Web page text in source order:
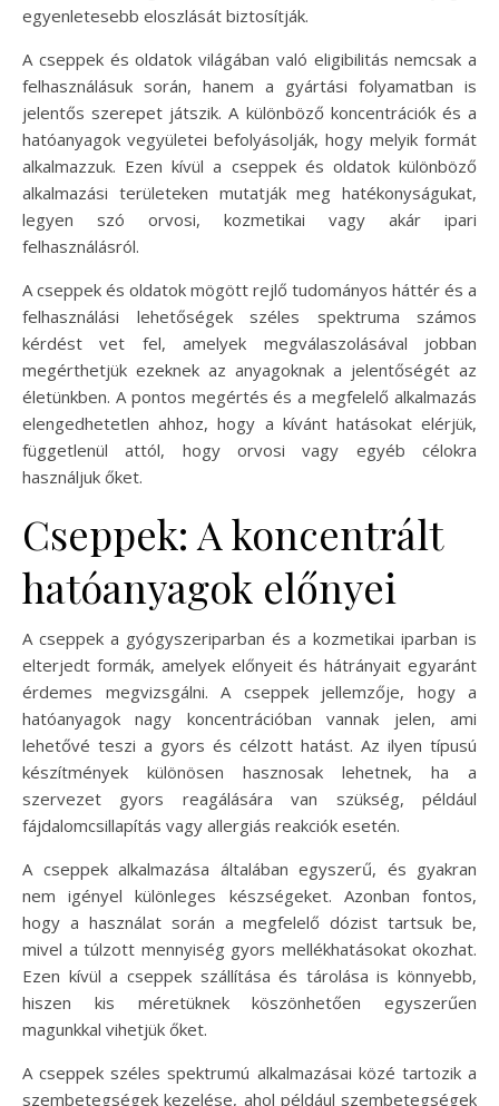
egyenletesebb eloszlását biztosítják.
A cseppek és oldatok világában való eligibilitás nemcsak a
felhasználásuk során, hanem a gyártási folyamatban is
jelentős szerepet játszik. A különböző koncentrációk és a
hatóanyagok vegyületei befolyásolják, hogy melyik formát
alkalmazzuk. Ezen kívül a cseppek és oldatok különböző
alkalmazási területeken mutatják meg hatékonyságukat,
legyen szó orvosi, kozmetikai vagy akár ipari
felhasználásról.
A cseppek és oldatok mögött rejlő tudományos háttér és a
felhasználási lehetőségek széles spektruma számos
kérdést vet fel, amelyek megválaszolásával jobban
megérthetjük ezeknek az anyagoknak a jelentőségét az
életünkben. A pontos megértés és a megfelelő alkalmazás
elengedhetetlen ahhoz, hogy a kívánt hatásokat elérjük,
függetlenül attól, hogy orvosi vagy egyéb célokra
használjuk őket.
Cseppek: A koncentrált
hatóanyagok előnyei
A cseppek a gyógyszeriparban és a kozmetikai iparban is
elterjedt formák, amelyek előnyeit és hátrányait egyaránt
érdemes megvizsgálni. A cseppek jellemzője, hogy a
hatóanyagok nagy koncentrációban vannak jelen, ami
lehetővé teszi a gyors és célzott hatást. Az ilyen típusú
készítmények különösen hasznosak lehetnek, ha a
szervezet gyors reagálására van szükség, például
fájdalomcsillapítás vagy allergiás reakciók esetén.
A cseppek alkalmazása általában egyszerű, és gyakran
nem igényel különleges készségeket. Azonban fontos,
hogy a használat során a megfelelő dózist tartsuk be,
mivel a túlzott mennyiség gyors mellékhatásokat okozhat.
Ezen kívül a cseppek szállítása és tárolása is könnyebb,
hiszen kis méretüknek köszönhetően egyszerűen
magunkkal vihetjük őket.
A cseppek széles spektrumú alkalmazásai közé tartozik a
szembetegségek kezelése, ahol például szembetegségek